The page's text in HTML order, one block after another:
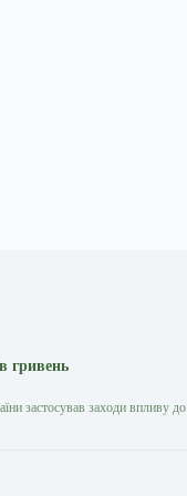
гривень
застосував заходи впливу до